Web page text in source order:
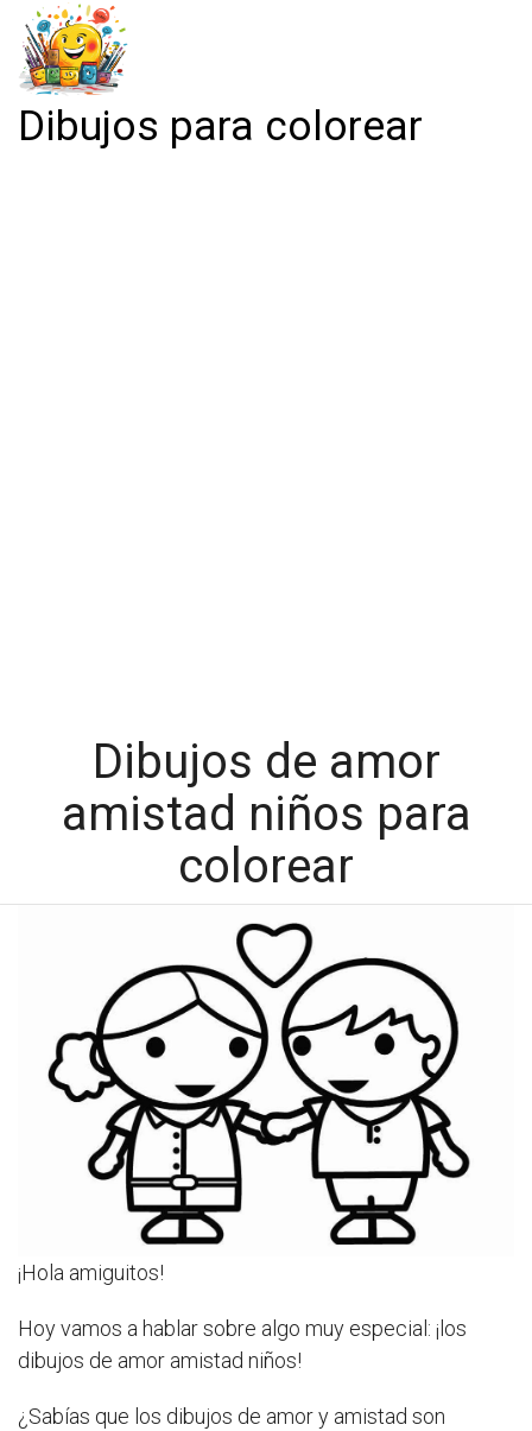
Dibujos para colorear
Dibujos de amor
amistad niños para
colorear
¡Hola amiguitos!
Hoy vamos a hablar sobre algo muy especial: ¡los
dibujos de amor amistad niños!
¿Sabías que los dibujos de amor y amistad son